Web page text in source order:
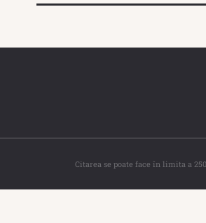
Citarea se poate face în limita a